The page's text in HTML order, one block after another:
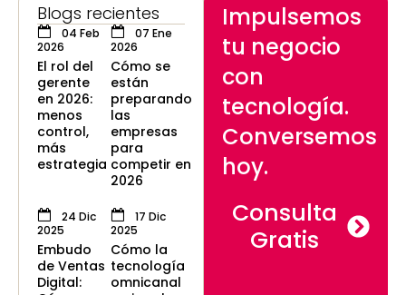
Blogs recientes
2026
El rol del
gerente
en 2026:
menos
control,
más
estrategia
07 Ene
2026
Cómo se
están
preparando
las
empresas
para
competir en
2026
2025
Embudo
de Ventas
Digital:
17 Dic
2025
Cómo la
tecnología
omnicanal
Impulsemos
tu negocio
con
tecnología.
Conversemos
hoy.
Consulta
Gratis